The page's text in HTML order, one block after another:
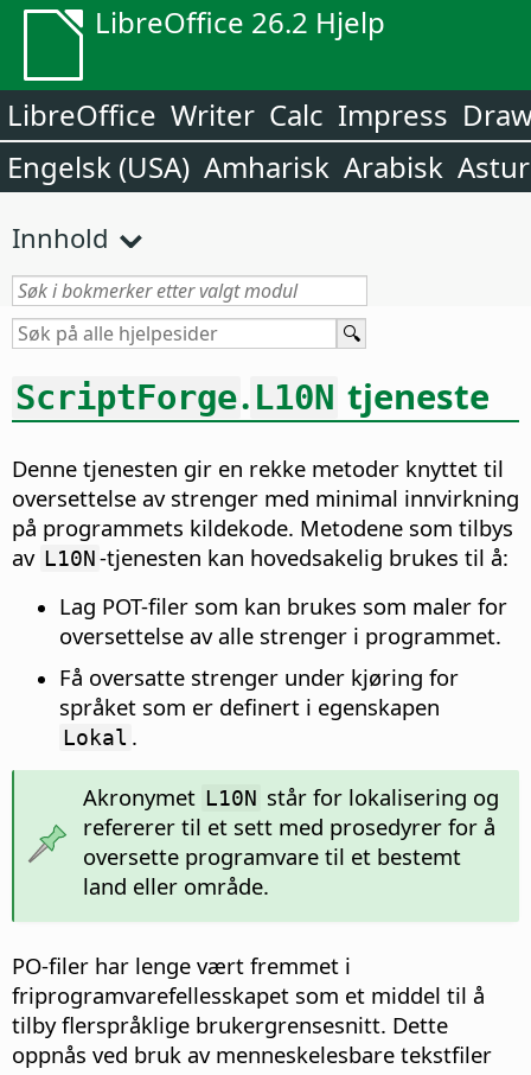
LibreOffice 26.2 Hjelp
LibreOffice Writer Calc Impress
Engelsk (USA) Amharisk Arabisk
Innhold
ScriptForge. L10N tjeneste
Denne tjenesten gir en rekke metoder knyttet til
oversettelse av strenger med minimal innvirkning
på programmets kildekode. Metodene som tilbys
av L10N-tjenesten kan hovedsakelig brukes til å:
Lag POT-filer som kan brukes som maler for
oversettelse av alle strenger i programmet.
Få oversatte strenger under kjøring for
språket som er definert i egenskapen
Lokal .
Akronymet L10N står for lokalisering og
refererer til et sett med prosedyrer for å
oversette programvare til et bestemt
land eller område.
PO-filer har lenge vært fremmet i
friprogramvarefellesskapet som et middel til å
tilby flerspråklige brukergrensesnitt. Dette
oppnås ved bruk av menneskelesbare tekstfiler